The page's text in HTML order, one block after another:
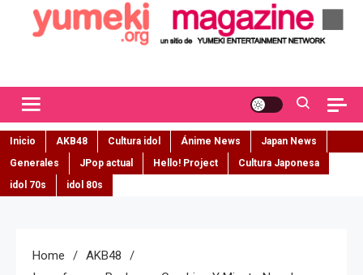
Inicio AKB48 Cultura idol Ánime News
Japan News
Generales
JPop actual Hello! Project
Cultura Japonesa
idol 70s
idol 80s
Home
AKB48